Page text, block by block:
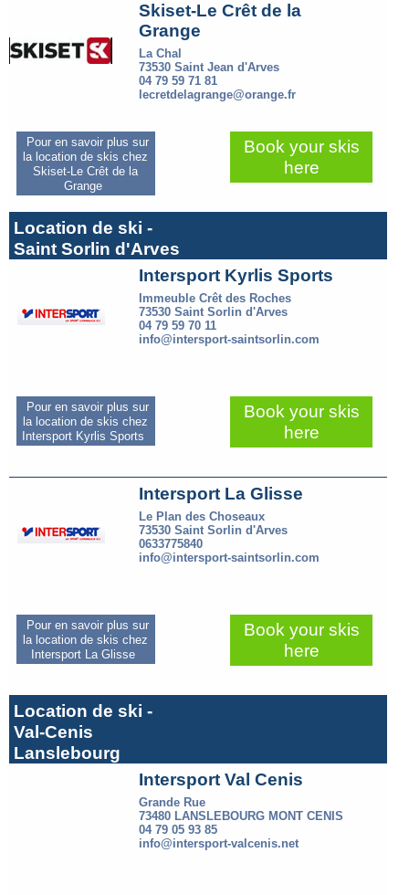
Skiset-Le Crêt de la
Grange
La Chal
73530 Saint Jean d'Arves
04 79 59 71 81
lecretdelagrange@orange.fr
Pour en savoir plus sur
la location de skis chez
Skiset-Le Crêt de la
Grange
Book your skis
here
Location de ski -
Saint Sorlin d'Arves
Intersport Kyrlis Sports
Immeuble Crêt des Roches
73530 Saint Sorlin d'Arves
04 79 59 70 11
info@intersport-saintsorlin.com
Pour en savoir plus sur
la location de skis chez
Intersport Kyrlis Sports
Book your skis
here
Intersport La Glisse
Le Plan des Choseaux
73530 Saint Sorlin d'Arves
0633775840
info@intersport-saintsorlin.com
Pour en savoir plus sur
la location de skis chez
Intersport La Glisse
Book your skis
here
Location de ski -
Val-Cenis
Lanslebourg
Intersport Val Cenis
Grande Rue
73480 LANSLEBOURG MONT CENIS
04 79 05 93 85
info@intersport-valcenis.net